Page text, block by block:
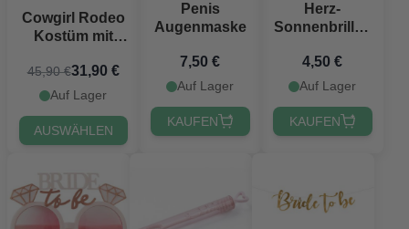
Cowgirl Rodeo
Kostüm mit
45,90 €31,90 €
Auf Lager
AUSWÄHLEN
Penis
Augenmaske
7,50 €
Auf Lager
KAUFEN
Herz-
Sonnenbrillen
4,50 €
Auf Lager
KAUFEN